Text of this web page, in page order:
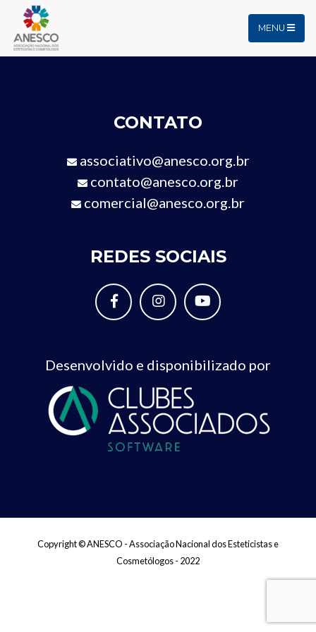
MENU
CONTATO
associativo@anesco.org.br
contato@anesco.org.br
comercial@anesco.org.br
REDES SOCIAIS
Desenvolvido e disponibilizado por
Copyright © ANESCO - Associação Nacional dos Esteticistas e
Cosmetólogos - 2022